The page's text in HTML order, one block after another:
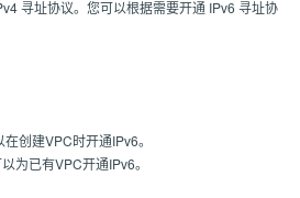
寻址协议。您可以根据需要开通 IPv6 寻址协
创建VPC时开通IPv6。
为已有VPC开通IPv6。